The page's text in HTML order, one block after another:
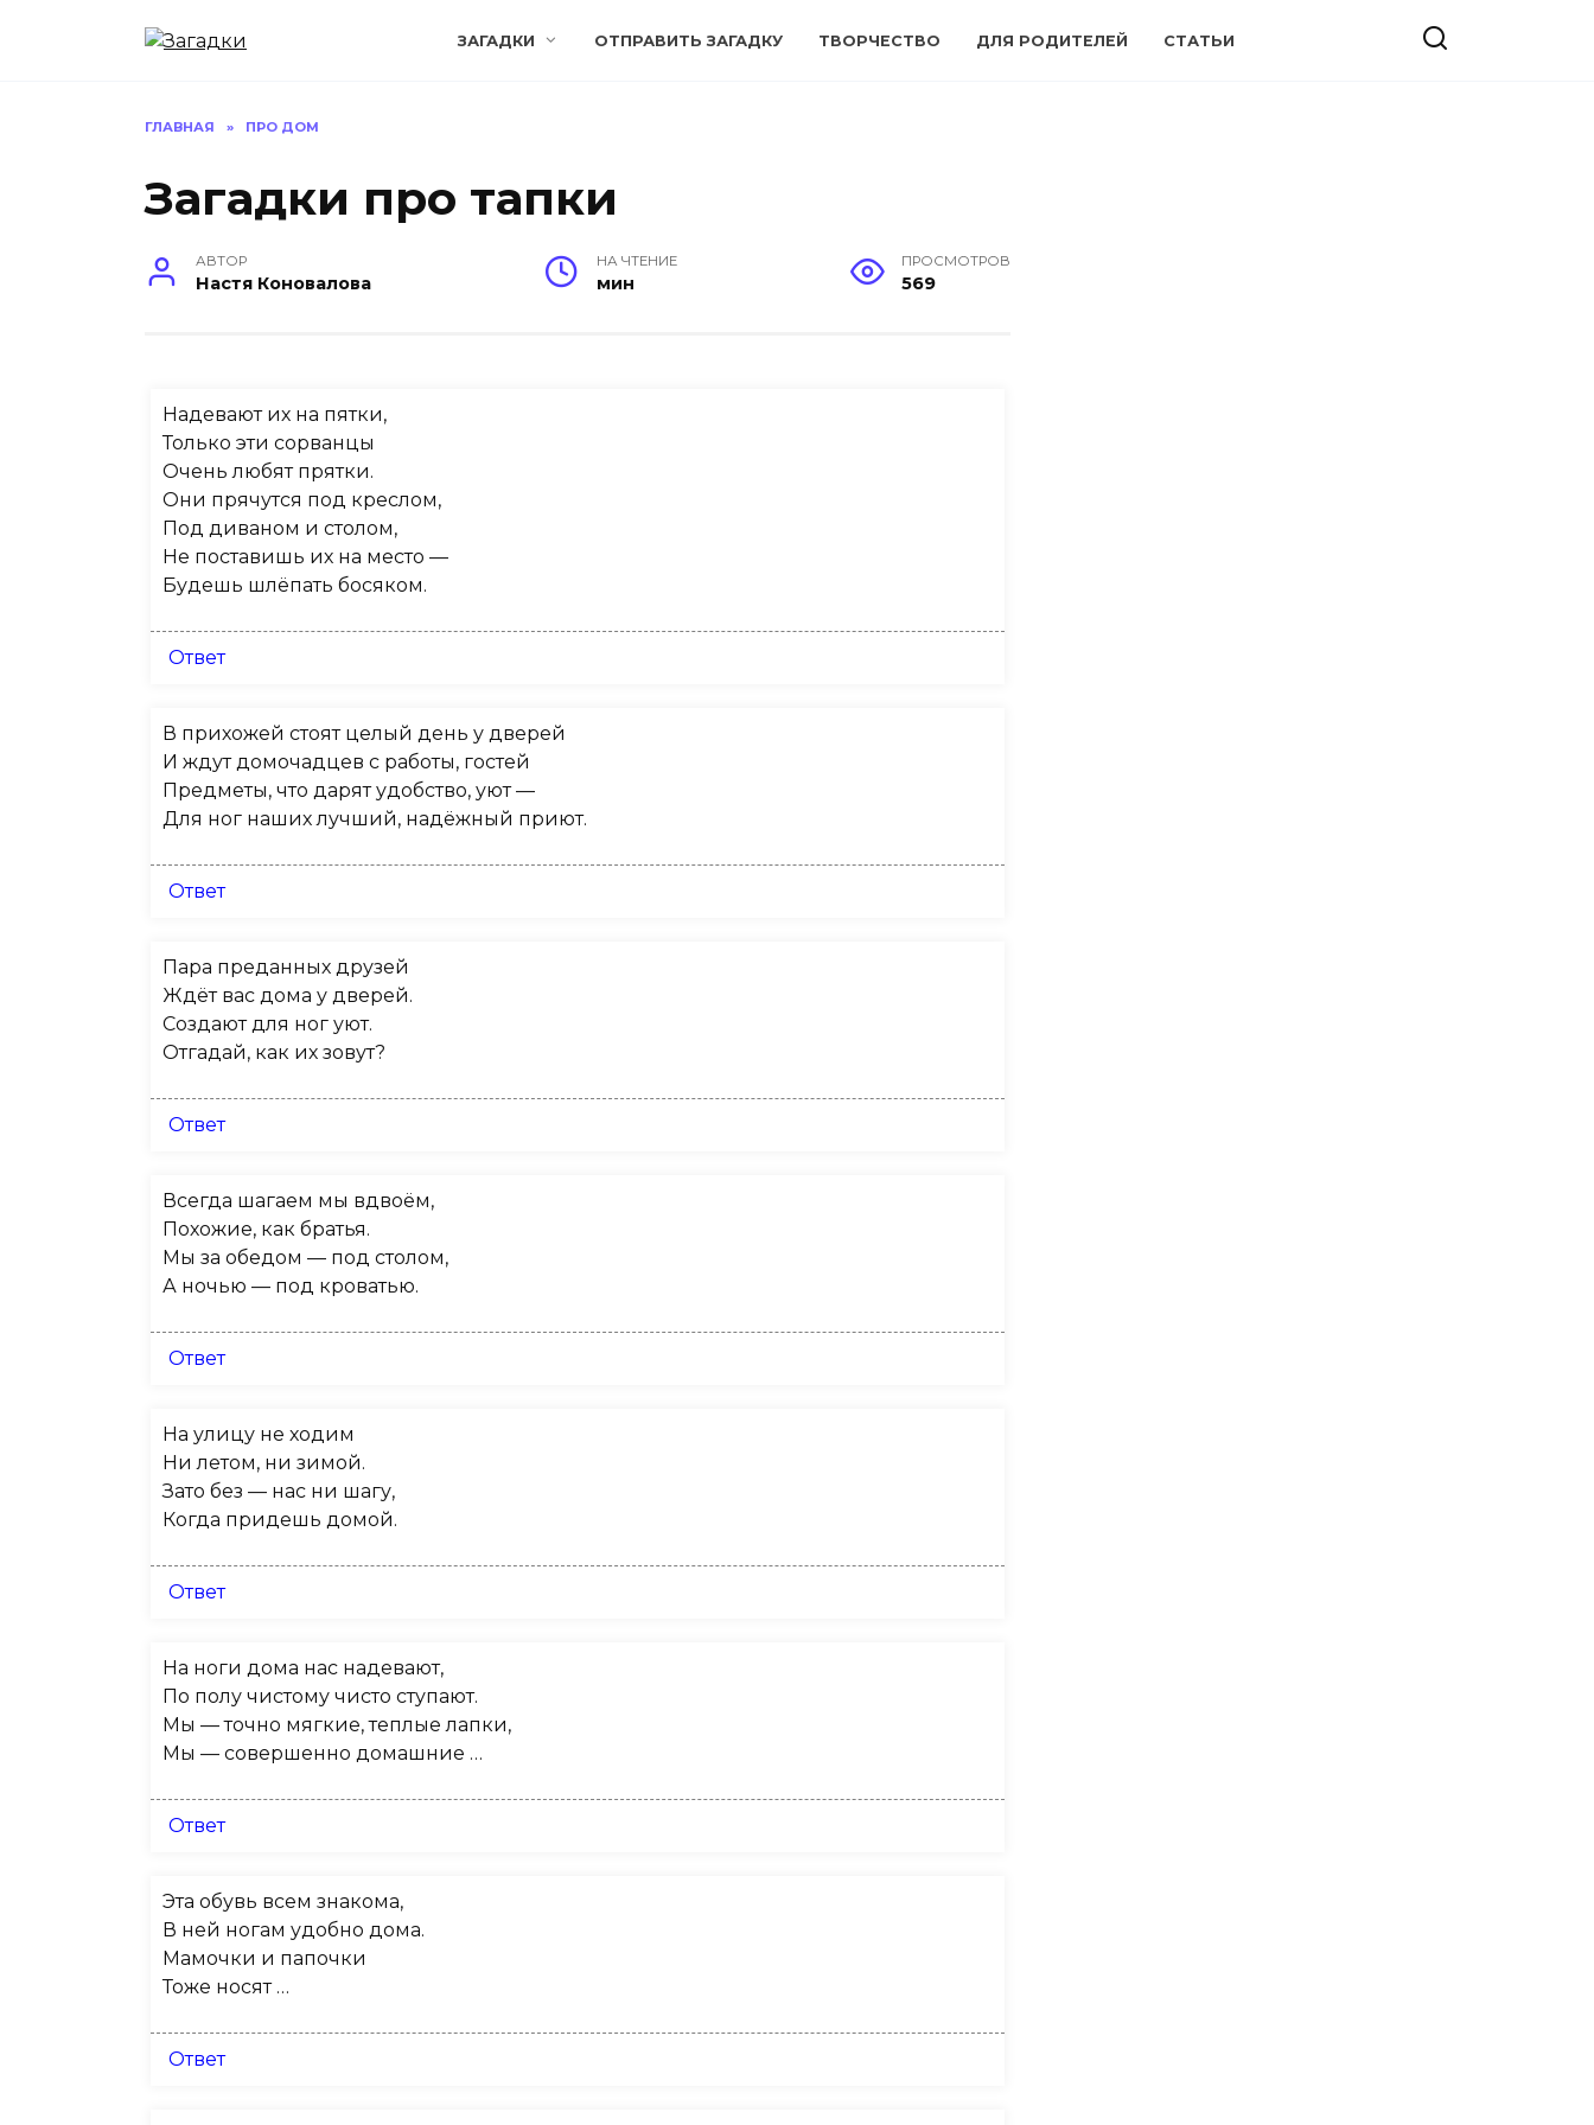
ЗАГАДКИ ОТПРАВИТЬ ЗАГАДКУ ТВОРЧЕСТВО ДЛЯ РОДИТЕЛЕЙ СТАТЬИ
ГЛАВНАЯ » ПРО ДОМ
Загадки про тапки
АВТОР
Настя Коновалова
НА ЧТЕНИЕ
мин
ПРОСМОТРОВ
569
Надевают их на пятки,
Только эти сорванцы
Очень любят прятки.
Они прячутся под креслом,
Под диваном и столом,
Не поставишь их на место —
Будешь шлёпать босяком.
Ответ
В прихожей стоят целый день у дверей
И ждут домочадцев с работы, гостей
Предметы, что дарят удобство, уют —
Для ног наших лучший, надёжный приют.
Ответ
Пара преданных друзей
Ждёт вас дома у дверей.
Создают для ног уют.
Отгадай, как их зовут?
Ответ
Всегда шагаем мы вдвоём,
Похожие, как братья.
Мы за обедом — под столом,
А ночью — под кроватью.
Ответ
На улицу не ходим
Ни летом, ни зимой.
Зато без — нас ни шагу,
Когда придешь домой.
Ответ
На ноги дома нас надевают,
По полу чистому чисто ступают.
Мы — точно мягкие, теплые лапки,
Мы — совершенно домашние …
Ответ
Эта обувь всем знакома,
В ней ногам удобно дома.
Мамочки и папочки
Тоже носят …
Ответ